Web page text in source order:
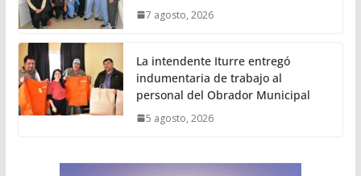
7 agosto, 2026
La intendente Iturre entregó
indumentaria de trabajo al
personal del Obrador Municipal
5 agosto, 2026